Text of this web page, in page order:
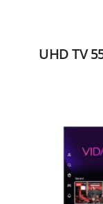
UHD TV